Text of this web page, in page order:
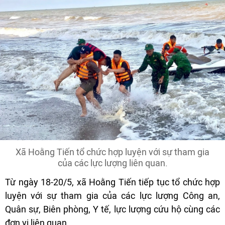
Xã Hoằng Tiến tổ chức hợp luyện với sự tham gia
của các lực lượng liên quan.
Từ ngày 18-20/5, xã Hoằng Tiến tiếp tục tổ chức hợp
luyện với sự tham gia của các lực lượng Công an,
Quân sự, Biên phòng, Y tế, lực lượng cứu hộ cùng các
đơn vị liên quan.